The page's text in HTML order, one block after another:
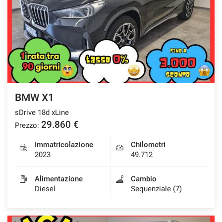
BMW X1
sDrive 18d xLine
Prezzo: 29.860 €
Immatricolazione
2023
Chilometri
49.712
Alimentazione
Diesel
Cambio
Sequenziale (7)